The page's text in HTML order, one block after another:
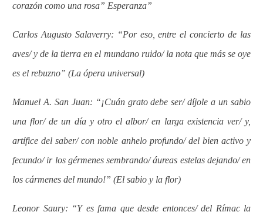
corazón como una rosa” Esperanza”
Carlos Augusto Salaverry: “Por eso, entre el concierto de las
aves/ y de la tierra en el mundano ruido/ la nota que más se oye
es el rebuzno” (La ópera universal)
Manuel A. San Juan: “¡Cuán grato debe ser/ díjole a un sabio
una flor/ de un día y otro el albor/ en larga existencia ver/ y,
artífice del saber/ con noble anhelo profundo/ del bien activo y
fecundo/ ir los gérmenes sembrando/ áureas estelas dejando/ en
los cármenes del mundo!” (El sabio y la flor)
Leonor Saury: “Y es fama que desde entonces/ del Rímac la